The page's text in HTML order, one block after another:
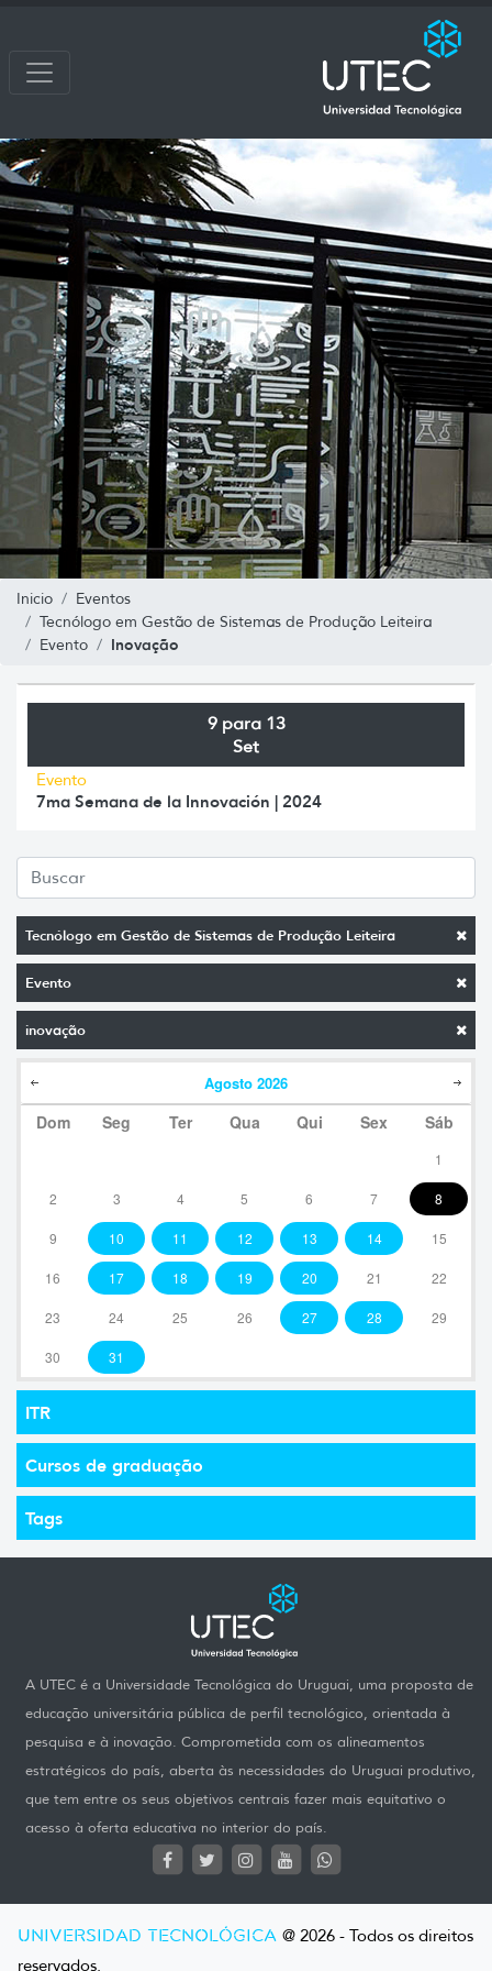
Inicio
Eventos
Tecnólogo em Gestão de Sistemas de Produção Leiteira
Evento
Inovação
Tecnólogo em Gestão de Sistemas de Produção Leiteira
Evento
inovação
Agosto 2026
Dom Seg Ter Qua Qui Sex Sáb
1
2 3 4 5 6 7 8
9 10 11 12 13 14 15
16 17 18 19 20 21 22
23 24 25 26 27 28 29
30 31
ITR
Cursos de graduação
Tags
9 para 13
Set
Evento
7ma Semana de la Innovación | 2024
A UTEC é a Universidade Tecnológica do Uruguai, uma proposta de
educação universitária pública de perfil tecnológico, orientada à
pesquisa e à inovação. Comprometida com os alineamentos
estratégicos do país, aberta às necessidades do Uruguai produtivo,
que tem entre os seus objetivos centrais fazer mais equitativo o
acesso à oferta educativa no interior do país.
UNIVERSIDAD TECNOLÓGICA @ 2026 - Todos os direitos
reservados.